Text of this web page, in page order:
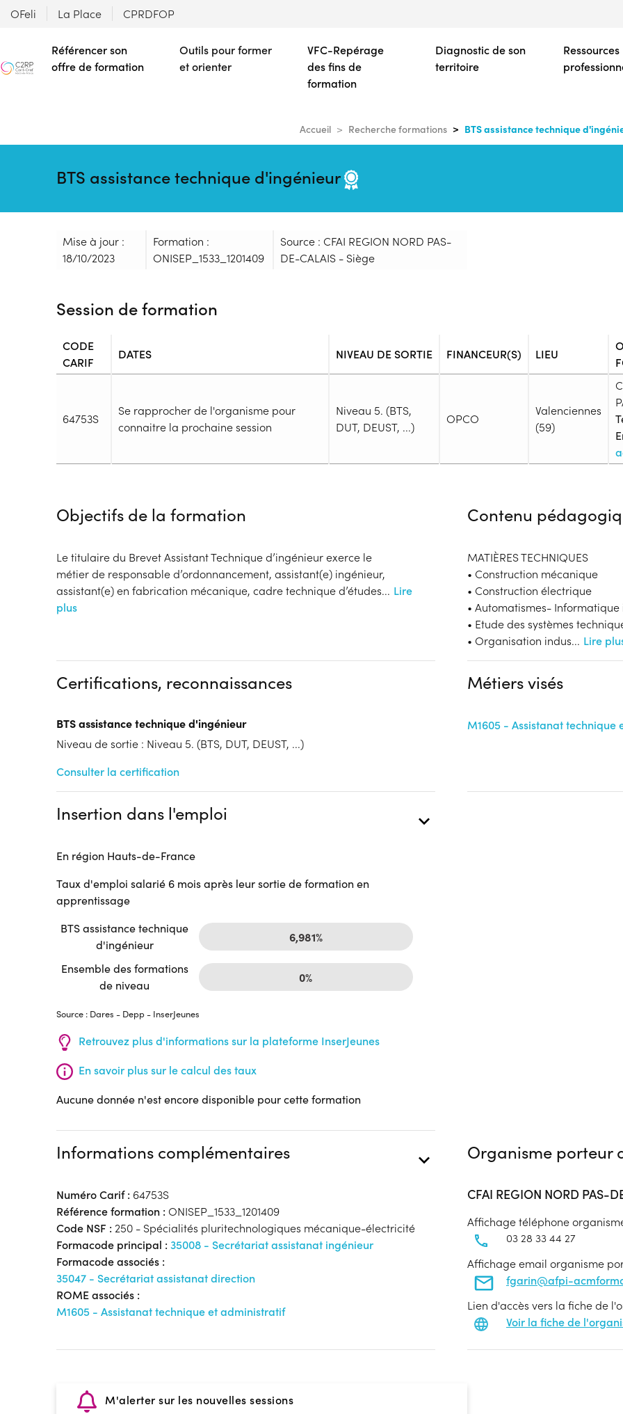
contenu
principal
OFeli La Place CPRDFOP
Référencer son
offre de formation
Outils pour former
et orienter
VFC-Repérage
des fins de
formation
Diagnostic de son
territoire
Ressources
Accueil Recherche formations BTS assistance technique
BTS assistance technique d'ingénieur
Mise à jour :
18/10/2023
Formation :
ONISEP_1533_1201409
Source : CFAI REGION NORD PAS-
DE-CALAIS - Siège
Session de formation
CODE
CARIF
DATES NIVEAU DE SORTIE FINANCEUR(S) LIEU
64753S
Se rapprocher de l'organisme pour
connaitre la prochaine session
Niveau 5. (BTS,
DUT, DEUST, ...)
OPCO
Valenciennes
(59)
Durée en centre :1375h
Rythme :
Cours de jour
Type de parcours :Parcours collectif
Tarif : N.C.
Modalités d'enseignement :Formation entièrement présentielle
Année 1 : Contrat d’apprentissage
Année 2 : Contrat d’apprentissage
Lieu de formation
59312 Valenciennes
Accès handicap : Pas d'accès handicap
Restauration :Pas de restauration
Transport :Pas de transport
Prérequis :
En recherche d'emploi, Tout
Réunions d'informations
Dossier :
- Contactez l'organisme pour
Complément
Objectifs de la formation
Le titulaire du Brevet Assistant Technique d’ingénieur exerce le
métier de responsable d’ordonnancement, assistant(e) ingénieur,
assistant(e) en fabrication mécanique, cadre technique d’études... Lire
plus
Contenu
MATIÈRES TECHNIQUES
• Construction mécanique
• Construction électrique
• Automatismes-
• Etude des systèmes
• Organisation indus... Lire
Certifications, reconnaissances
BTS assistance technique d'ingénieur
Niveau de sortie : Niveau 5. (BTS, DUT, DEUST, ...)
Consulter la certification
Métiers visés
M1605 - Assistanat technique
Insertion dans l'emploi
En région Hauts-de-France
Taux d'emploi salarié 6 mois après leur sortie de formation en
apprentissage
BTS assistance technique
d'ingénieur
6,981%
Ensemble des formations
de niveau
0%
Source : Dares - Depp - InserJeunes
Retrouvez plus d'informations sur la plateforme InserJeunes
En savoir plus sur le calcul des taux
Aucune donnée n'est encore disponible pour cette formation
Informations complémentaires
Numéro Carif : 64753S
Référence formation : ONISEP_1533_1201409
Code NSF : 250 - Spécialités pluritechnologiques mécanique-électricité
Formacode principal : 35008 - Secrétariat assistanat ingénieur
Formacode associés :
35047 - Secrétariat assistanat direction
ROME associés :
M1605 - Assistanat technique et administratif
Organisme porteur
CFAI REGION NORD PAS-
Affichage téléphone
03 28 33 44 27
Affichage email organisme
fgarin@afpi-
Lien d'accès vers la fiche de
Voir la fiche de
M'alerter sur les nouvelles sessions